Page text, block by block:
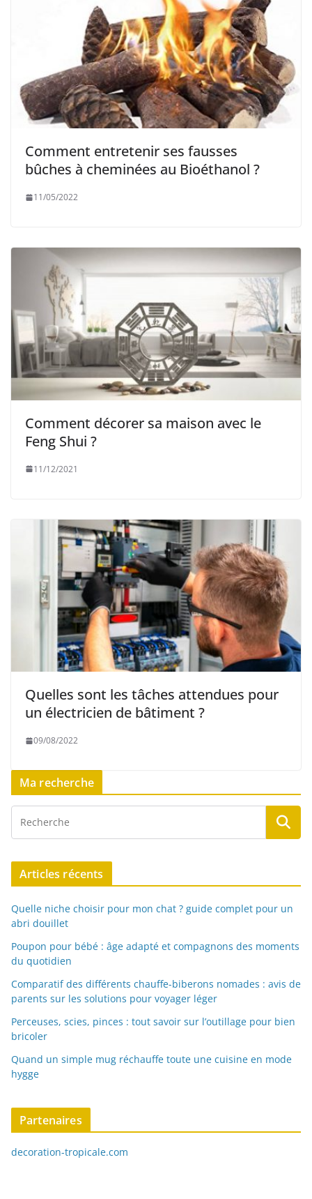
Comment entretenir ses fausses
bûches à cheminées au Bioéthanol ?
11/05/2022
Comment décorer sa maison avec le
Feng Shui ?
11/12/2021
Quelles sont les tâches attendues pour
un électricien de bâtiment ?
09/08/2022
Ma recherche
Articles récents
Quelle niche choisir pour mon chat ? guide complet pour un
abri douillet
Poupon pour bébé : âge adapté et compagnons des moments
du quotidien
Comparatif des différents chauffe-biberons nomades : avis de
parents sur les solutions pour voyager léger
Perceuses, scies, pinces : tout savoir sur l’outillage pour bien
bricoler
Quand un simple mug réchauffe toute une cuisine en mode
hygge
Partenaires
decoration-tropicale.com